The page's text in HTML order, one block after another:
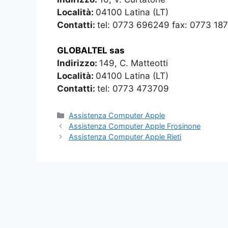
Località: 04100 Latina (LT)
Contatti: tel: 0773 696249 fax: 0773
GLOBALTEL sas
Indirizzo: 149, C. Matteotti
Località: 04100 Latina (LT)
Contatti: tel: 0773 473709
Categorie
Assistenza Computer Apple
Assistenza Computer Apple Frosinone
Assistenza Computer Apple Rieti